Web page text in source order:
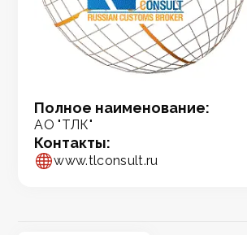
Полное наименование:
АО "ТЛК"
Контакты:
www.tlconsult.ru